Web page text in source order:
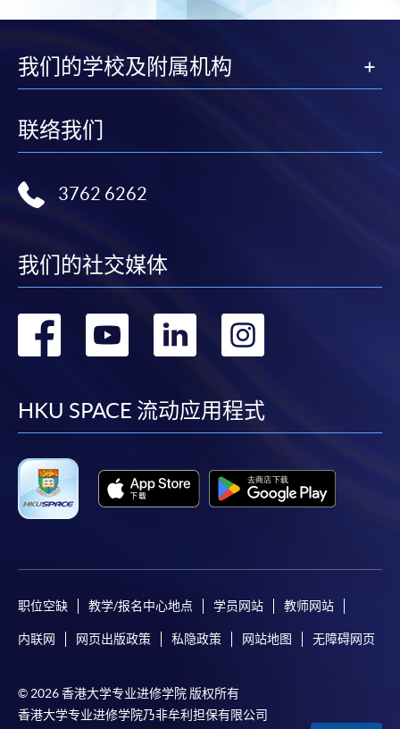
我们的学校及附属机构
联络我们
3762 6262
我们的社交媒体
转
facebook
转
youtube
转
linkedin
转
HKU SPACE 流动应用程式
职位空缺 教学/报名中心地点 学员网站 教师网站
内联网 网页出版政策 私隐政策 网站地图 无障碍网页
© 2026 香港大学专业进修学院 版权所有
香港大学专业进修学院乃非牟利担保有限公司